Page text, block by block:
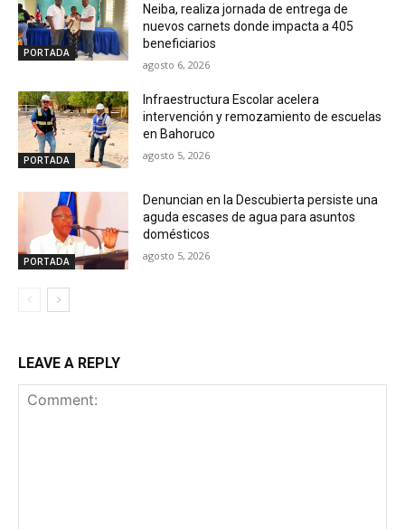
PORTADA
Neiba, realiza jornada de entrega de
nuevos carnets donde impacta a 405
beneficiarios
agosto 6, 2026
PORTADA
Infraestructura Escolar acelera
intervención y remozamiento de escuelas
en Bahoruco
agosto 5, 2026
PORTADA
Denuncian en la Descubierta persiste una
aguda escases de agua para asuntos
domésticos
agosto 5, 2026
LEAVE A REPLY